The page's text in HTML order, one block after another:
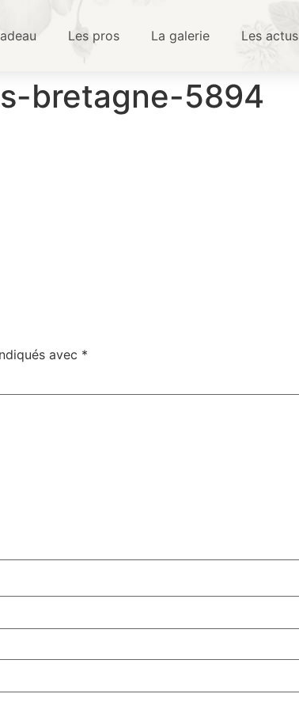
Les pros La galerie Les actus
bretagne-5894
avec *